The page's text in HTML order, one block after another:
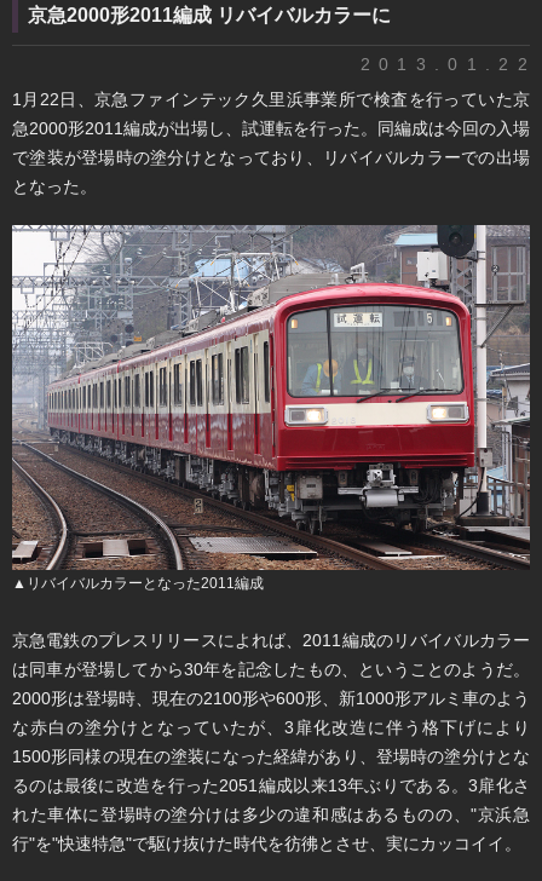
京急2000形2011編成 リバイバルカラーに
2013.01.22
1月22日、京急ファインテック久里浜事業所で検査を行っていた京
急2000形2011編成が出場し、試運転を行った。同編成は今回の入場
で塗装が登場時の塗分けとなっており、リバイバルカラーでの出場
となった。
▲リバイバルカラーとなった2011編成
京急電鉄のプレスリリースによれば、2011編成のリバイバルカラー
は同車が登場してから30年を記念したもの、ということのようだ。
2000形は登場時、現在の2100形や600形、新1000形アルミ車のよう
な赤白の塗分けとなっていたが、3扉化改造に伴う格下げにより
1500形同様の現在の塗装になった経緯があり、登場時の塗分けとな
るのは最後に改造を行った2051編成以来13年ぶりである。3扉化さ
れた車体に登場時の塗分けは多少の違和感はあるものの、"京浜急
行"を"快速特急"で駆け抜けた時代を彷彿とさせ、実にカッコイイ。